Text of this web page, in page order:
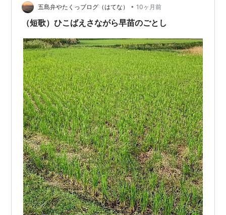
切るとまだ青っぽいのですが時間の問題だと思われます
しばらくはこのままオブジェとして残しておきます 20匹
五島弁やたくっブログ（はてな） • 10ヶ月前
（短歌）ひこばえさながら早苗のごとし